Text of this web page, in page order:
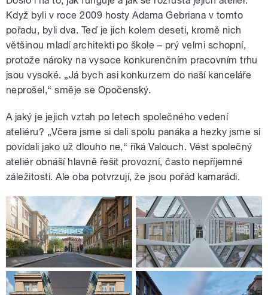
Když byli v roce 2009 hosty Adama Gebriana v tomto
pořadu, byli dva. Teď je jich kolem deseti, kromě nich
většinou mladí architekti po škole – prý velmi schopní,
protože nároky na vysoce konkurenčním pracovním trhu
jsou vysoké. „Já bych asi konkurzem do naší kanceláře
neprošel,“ směje se Opočenský.
A jaký je jejich vztah po letech společného vedení
ateliéru? „Včera jsme si dali spolu panáka a hezky jsme si
povídali jako už dlouho ne,“ říká Valouch. Vést společný
ateliér obnáší hlavně řešit provozní, často nepříjemné
záležitosti. Ale oba potvrzují, že jsou pořád kamarádi.